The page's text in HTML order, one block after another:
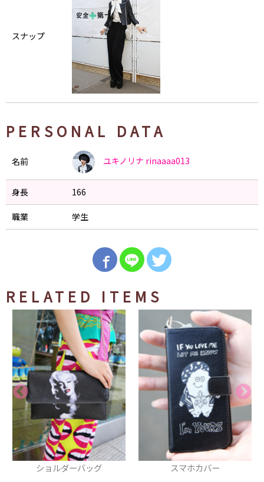
スナップ
PERSONAL DATA
名前 ユキノリナ rinaaaa013
身長 166
職業 学生
RELATED ITEMS
スマホカバー チョーカー